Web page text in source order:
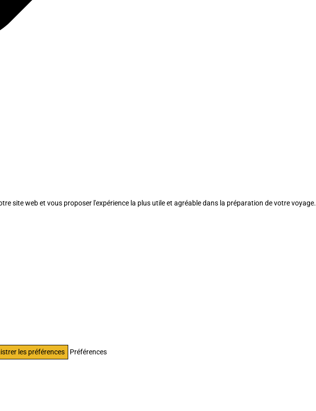
site web et vous proposer l'expérience la plus utile et agréable dans la préparation de votre voyage.
les préférences Préférences